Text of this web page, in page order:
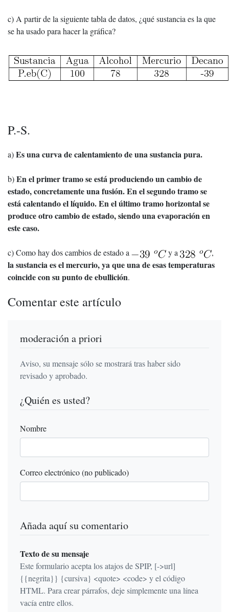
c) A partir de la siguiente tabla de datos, ¿qué sustancia es la que
se ha usado para hacer la gráfica?
P.-S.
a)Es una curva de calentamiento de una sustancia pura.
b)En el primer tramo se está produciendo un cambio de
estado, concretamente una fusión. En el segundo tramo se
está calentando el líquido. En el último tramo horizontal se
produce otro cambio de estado, siendo una evaporación en
este caso.
c) Como hay dos cambios de estado a y a ,
la sustancia es el mercurio, ya que una de esas temperaturas
coincide con su punto de ebullición.
Comentar este artículo
moderación a priori
Aviso, su mensaje sólo se mostrará tras haber sido
revisado y aprobado.
¿Quién es usted?
Nombre
Correo electrónico (no publicado)
Añada aquí su comentario
Texto de su mensaje
Este formulario acepta los atajos de SPIP, [->url]
{{negrita}} {cursiva} <quote> <code> y el código
HTML. Para crear párrafos, deje simplemente una línea
vacía entre ellos.